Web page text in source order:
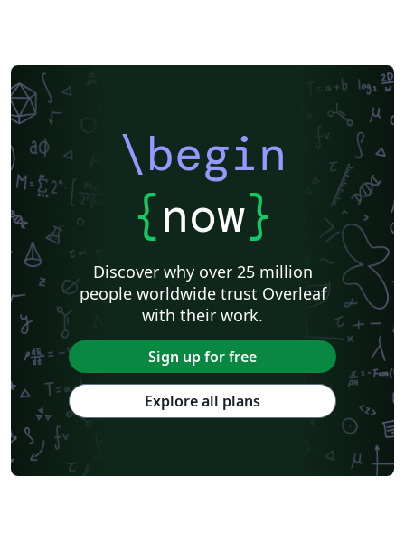
\begin
{now}
Discover why over 25 million
people worldwide trust Overleaf
with their work.
Sign up for free
Explore all plans